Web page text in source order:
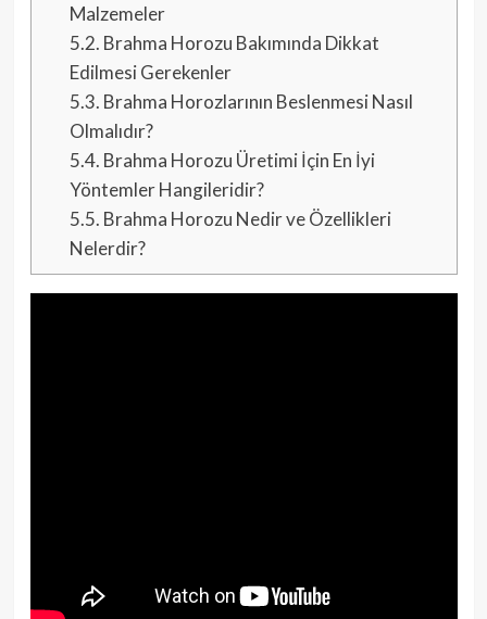
Malzemeler
5.2. Brahma Horozu Bakımında Dikkat
Edilmesi Gerekenler
5.3. Brahma Horozlarının Beslenmesi Nasıl
Olmalıdır?
5.4. Brahma Horozu Üretimi İçin En İyi
Yöntemler Hangileridir?
5.5. Brahma Horozu Nedir ve Özellikleri
Nelerdir?